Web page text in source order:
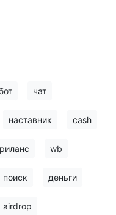
чат
наставник cash
wb
поиск деньги
airdrop